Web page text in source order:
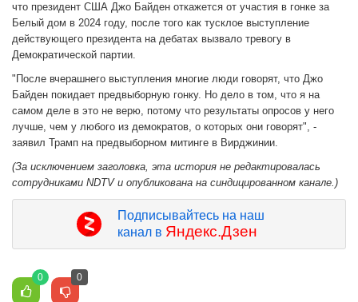
что президент США Джо Байден откажется от участия в гонке за
Белый дом в 2024 году, после того как тусклое выступление
действующего президента на дебатах вызвало тревогу в
Демократической партии.
"После вчерашнего выступления многие люди говорят, что Джо
Байден покидает предвыборную гонку. Но дело в том, что я на
самом деле в это не верю, потому что результаты опросов у него
лучше, чем у любого из демократов, о которых они говорят", -
заявил Трамп на предвыборном митинге в Вирджинии.
(За исключением заголовка, эта история не редактировалась
сотрудниками NDTV и опубликована на синдицированном канале.)
Подписывайтесь на наш
канал в Яндекс.Дзен
0 0